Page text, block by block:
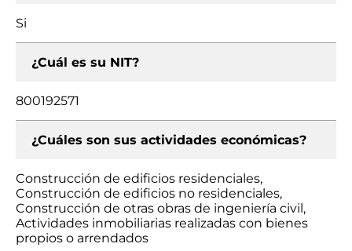
Si
¿Cuál es su NIT?
800192571
¿Cuáles son sus actividades económicas?
Construcción de edificios residenciales,
Construcción de edificios no residenciales,
Construcción de otras obras de ingeniería civil,
Actividades inmobiliarias realizadas con bienes
propios o arrendados